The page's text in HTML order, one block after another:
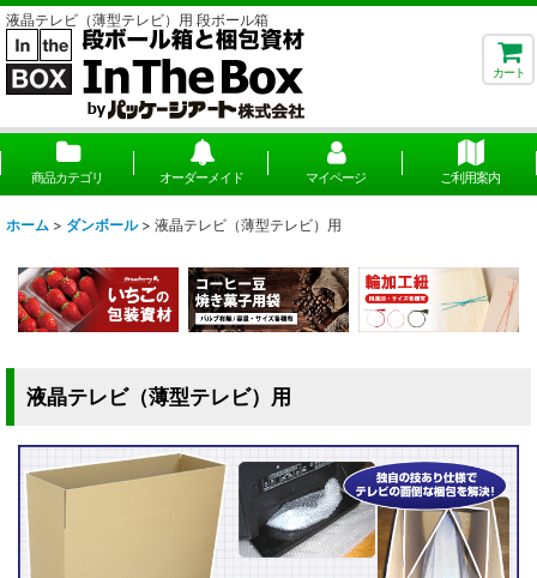
液晶テレビ（薄型テレビ）用 段ボール箱
カート
商品カテゴリ オーダーメイド マイページ ご利用案内
ホーム > ダンボール > 液晶テレビ（薄型テレビ）用
液晶テレビ（薄型テレビ）用